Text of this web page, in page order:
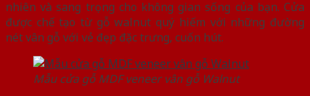
nhiên và sang trọng cho không gian sống của bạn. Cửa
được chế tạo từ gỗ walnut quý hiếm với những đường
nét vân gỗ với vẻ đẹp đặc trưng, cuốn hút.
Mẫu cửa gỗ MDF veneer vân gỗ Walnut